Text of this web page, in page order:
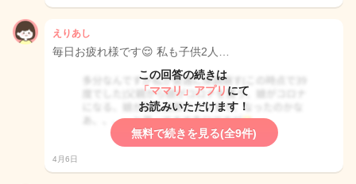
えりあし
毎日お疲れ様です😌 私も子供2人…
この回答の続きは
「ママリ」アプリ にて
お読みいただけます！
無料で続きを見る(全9件)
4月6日